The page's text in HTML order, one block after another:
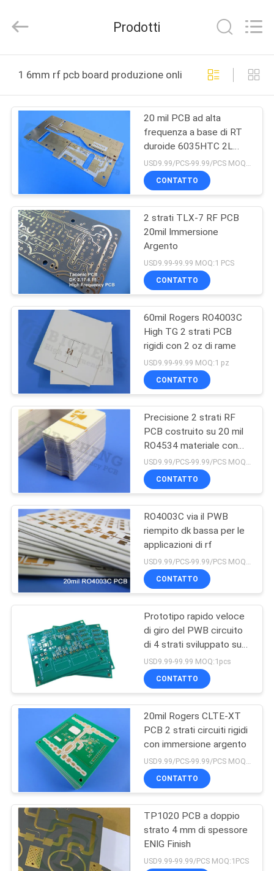
PRODOTTI
VIDEO
DI
NOI
VISITA
FABBRICA
CONTROLLO
DELLA
QUALITÀ
CONTATTACI
NOTIZIE
CASI
MAPPA
DEL
SITO
POLITICA
SULLA
PRIVACY
Electronics
Technology
All
Reserved.
Prodotti
1 6mm rf pcb board produzione online
20 mil PCB ad alta
frequenza a base di RT
duroide 6035HTC 2L
Nessuna finitura
superficiale
USD9.99/PCS-99.99/PCS MOQ:1 PCS
CONTATTO
2 strati TLX-7 RF PCB
20mil Immersione
Argento
USD9.99-99.99 MOQ:1 PCS
CONTATTO
60mil Rogers RO4003C
High TG 2 strati PCB
rigidi con 2 oz di rame
USD9.99-99.99 MOQ:1 pz
CONTATTO
Precisione 2 strati RF
PCB costruito su 20 mil
RO4534 materiale con
immersione oro
USD9.99/PCS-99.99/PCS MOQ:1 PCS
CONTATTO
RO4003C via il PWB
riempito dk bassa per le
applicazioni di rf
USD9.99/PCS-99.99/PCS MOQ:1 PCS
CONTATTO
Prototipo rapido veloce
di giro del PWB circuito
di 4 strati sviluppato su
FR-4 con 2oz e l'oro di
immersione
USD9.99-99.99 MOQ:1pcs
CONTATTO
20mil Rogers CLTE-XT
PCB 2 strati circuiti rigidi
con immersione argento
CONTATTO
TP1020 PCB a doppio
strato 4 mm di spessore
ENIG Finish
USD9.99-99.99/PCS MOQ:1PCS